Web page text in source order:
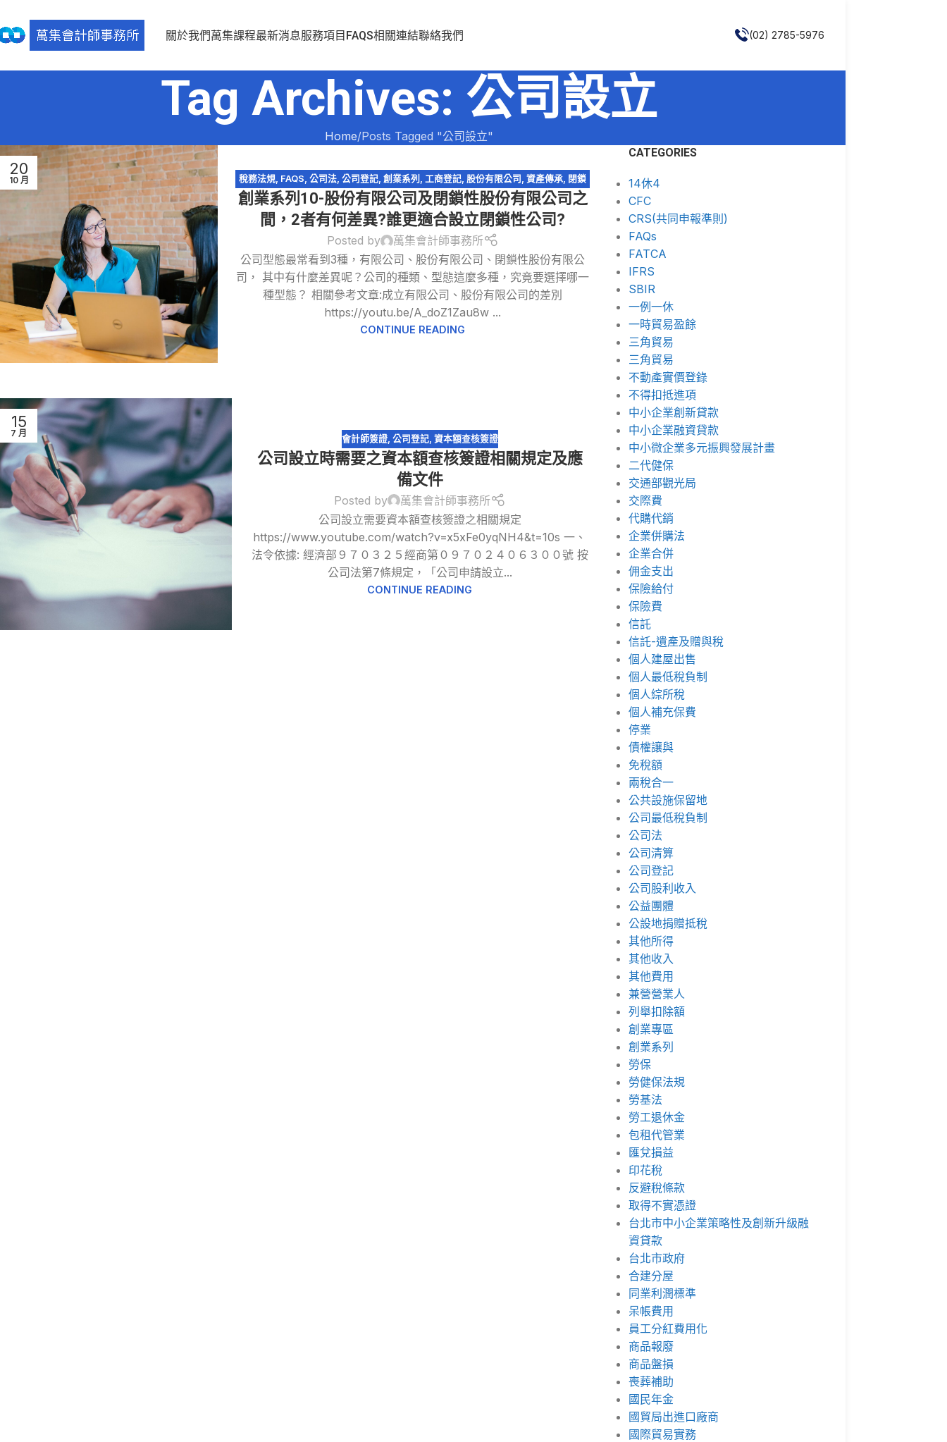
關於我們萬集課程最新消息服務項目 FAQS相關連結聯絡我們 (02) 2785-5976
Tag Archives: 公司設立
Home Posts Tagged "公司設立"
20
10 月 稅務法規, FAQS,公司法,公司登記,創業系列 ,工商登記, 股份有限公司 ,資產傳承, 閉鎖
型股份有限公司
創業系列10-股份有限公司及閉鎖性股份有限公司之
間，2者有何差異?誰更適合設立閉鎖性公司?
Posted by
萬集會計師事務所
公司型態最常看到3種，有限公司、股份有限公司、閉鎖性股份有限公
司， 其中有什麼差異呢？公司的種類、型態這麼多種，究竟要選擇哪一
種型態？ 相關參考文章:成立有限公司、股份有限公司的差別
https://youtu.be/A_doZ1Zau8w ...
CONTINUE READING
15
7 月
會計師簽證, 公司登記, 資本額查核簽證
公司設立時需要之資本額查核簽證相關規定及應
備文件
Posted by
萬集會計師事務所
公司設立需要資本額查核簽證之相關規定
https://www.youtube.com/watch?v=x5xFe0yqNH4&t=10s 一、
法令依據: 經濟部９７０３２５經商第０９７０２４０６３００號 按
公司法第7條規定，「公司申請設立...
CONTINUE READING
CATEGORIES
14休4
CFC
CRS(共同申報準則)
FAQs
FATCA
IFRS
SBIR
一例一休
一時貿易盈餘
三角貿易
三角貿易
不動產實價登錄
不得扣抵進項
中小企業創新貸款
中小企業融資貸款
中小微企業多元振興發展計畫
二代健保
交通部觀光局
交際費
代購代銷
企業併購法
企業合併
佣金支出
保險給付
保險費
信託
信託-遺產及贈與稅
個人建屋出售
個人最低稅負制
個人綜所稅
個人補充保費
停業
債權讓與
免稅額
兩稅合一
公共設施保留地
公司最低稅負制
公司法
公司清算
公司登記
公司股利收入
公益團體
公設地捐贈抵稅
其他所得
其他收入
其他費用
兼營營業人
列舉扣除額
創業專區
創業系列
勞保
勞健保法規
勞基法
勞工退休金
包租代管業
匯兌損益
印花稅
反避稅條款
取得不實憑證
台北市中小企業策略性及創新升級融
資貸款
台北市政府
合建分屋
同業利潤標準
呆帳費用
員工分紅費用化
商品報廢
商品盤損
喪葬補助
國民年金
國貿局出進口廠商
國際貿易實務